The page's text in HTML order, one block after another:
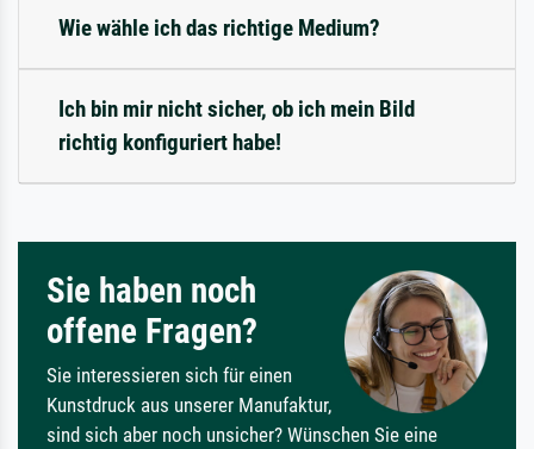
Wie wähle ich das richtige Medium?
Ich bin mir nicht sicher, ob ich mein Bild
richtig konfiguriert habe!
Sie haben noch
offene Fragen?
Sie interessieren sich für einen
Kunstdruck aus unserer Manufaktur,
sind sich aber noch unsicher? Wünschen Sie eine